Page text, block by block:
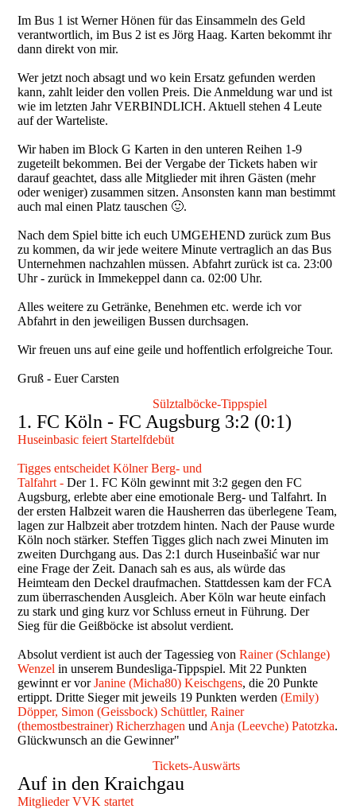
Im Bus 1 ist Werner Hönen für das Einsammeln des Geld
verantwortlich, im Bus 2 ist es Jörg Haag. Karten bekommt ihr
dann direkt von mir.
Wer jetzt noch absagt und wo kein Ersatz gefunden werden
kann, zahlt leider den vollen Preis. Die Anmeldung war und ist
wie im letzten Jahr VERBINDLICH. Aktuell stehen 4 Leute
auf der Warteliste.
Wir haben im Block G Karten in den unteren Reihen 1-9
zugeteilt bekommen. Bei der Vergabe der Tickets haben wir
darauf geachtet, dass alle Mitglieder mit ihren Gästen (mehr
oder weniger) zusammen sitzen. Ansonsten kann man bestimmt
auch mal einen Platz tauschen 🙂.
Nach dem Spiel bitte ich euch UMGEHEND zurück zum Bus
zu kommen, da wir jede weitere Minute vertraglich an das Bus
Unternehmen nachzahlen müssen. Abfahrt zurück ist ca. 23:00
Uhr - zurück in Immekeppel dann ca. 02:00 Uhr.
Alles weitere zu Getränke, Benehmen etc. werde ich vor
Abfahrt in den jeweiligen Bussen durchsagen.
Wir freuen uns auf eine geile und hoffentlich erfolgreiche Tour.
Gruß - Euer Carsten
Sülztalböcke-Tippspiel
1. FC Köln - FC Augsburg 3:2 (0:1)
Huseinbasic feiert Startelfdebüt
Tigges entscheidet Kölner Berg- und
Talfahrt -Der 1. FC Köln gewinnt mit 3:2 gegen den FC
Augsburg, erlebte aber eine emotionale Berg- und Talfahrt. In
der ersten Halbzeit waren die Hausherren das überlegene Team,
lagen zur Halbzeit aber trotzdem hinten. Nach der Pause wurde
Köln noch stärker. Steffen Tigges glich nach zwei Minuten im
zweiten Durchgang aus. Das 2:1 durch Huseinbašić war nur
eine Frage der Zeit. Danach sah es aus, als würde das
Heimteam den Deckel draufmachen. Stattdessen kam der FCA
zum überraschenden Ausgleich. Aber Köln war heute einfach
zu stark und ging kurz vor Schluss erneut in Führung. Der
Sieg für die Geißböcke ist absolut verdient.
Absolut verdient ist auch der Tagessieg vonRainer (Schlange)
Wenzel in unserem Bundesliga-Tippspiel. Mit 22 Punkten
gewinnt er vorJanine (Micha80) Keischgens, die 20 Punkte
ertippt. Dritte Sieger mit jeweils 19 Punkten werden(Emily)
Döpper, Simon (Geissbock) Schüttler, Rainer
(themostbestrainer) Richerzhagen und Anja (Leevche) Patotzka.
Glückwunsch an die Gewinner"
Tickets-Auswärts
Auf in den Kraichgau
Mitglieder VVK startet